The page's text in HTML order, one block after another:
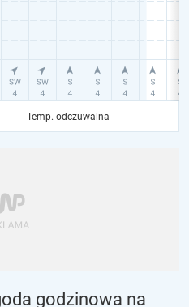
Temp. odczuwalna
godzinowa na